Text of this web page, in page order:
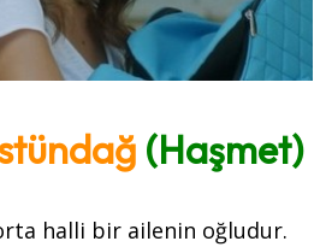
(Haşmet)
halli bir ailenin oğludur.